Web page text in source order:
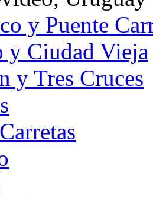
y Puente
y Ciudad Vieja
y Tres Cruces